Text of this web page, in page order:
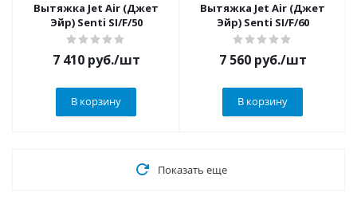
Вытяжка Jet Air (Джет
Эйр) Senti SI/F/50
7 410руб./шт
В корзину
Вытяжка Jet Air (Джет
Эйр) Senti SI/F/60
7 560руб./шт
В корзину
Показать еще